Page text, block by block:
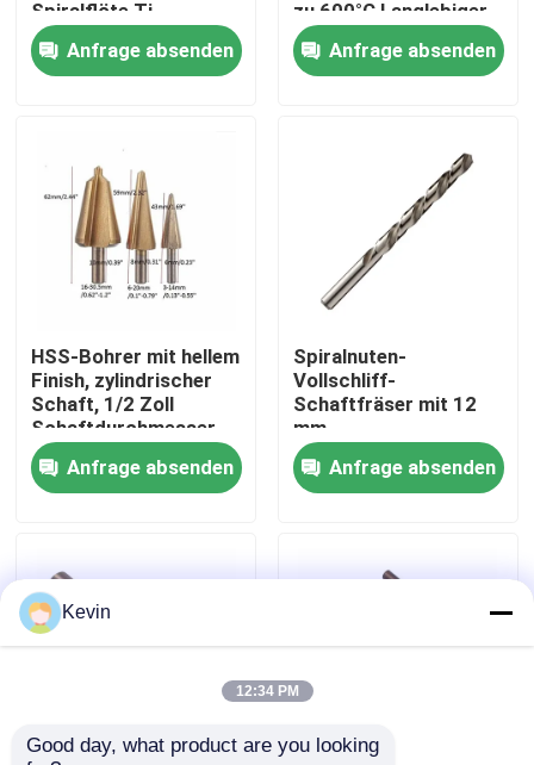
Haus
Produkte
Über uns
Fabrik-Ausflug
Qualitätskontrolle
Treten Sie mit uns in Verbindung
Fordern Sie ein Zitat
Höhenflossenstations-Bohrer
Steinbohrer
Spiralflöte Ti-
beschichtete
Oberflächenbohrwerkzeuge
geeignet für
Anfrage absenden
zu 600°C Langlebiger
Bau für langlebige
industrielle
Anwendungen
Anfrage absenden
HSS-Bohrer mit hellem
Finish, zylindrischer
Schaft, 1/2 Zoll
Schaftdurchmesser,
Schnellarbeitsstahl,
Zubehör zum Bohren
von Metall, Holz und
Anfrage absenden
Spiralnuten-
Vollschliff-
Schaftfräser mit 12
mm
Schaftdurchmesser,
geeignet für
industrielle
Anfrage absenden
Kevin
12:34 PM
Good day, what product are you looking